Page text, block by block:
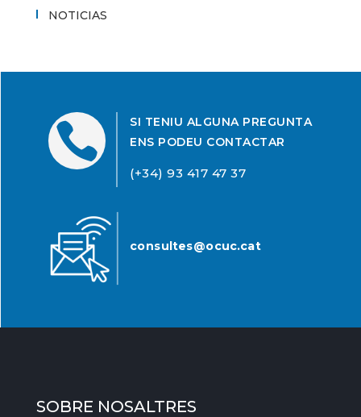
NOTICIAS

SI TENIU ALGUNA PREGUNTA
ENS PODEU CONTACTAR
(+34) 93 417 47 37
consultes@ocuc.cat
SOBRE NOSALTRES